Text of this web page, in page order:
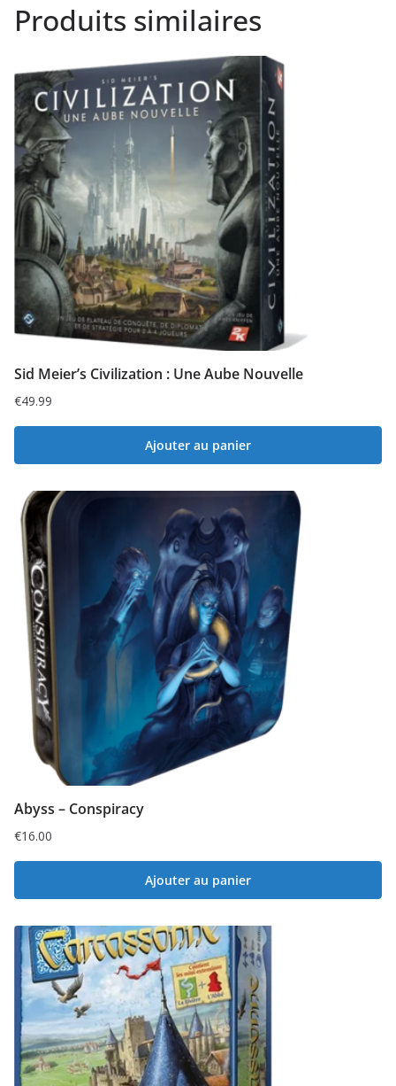
Produits similaires
Sid Meier’s Civilization : Une Aube Nouvelle
€49.99
Ajouter au panier
Abyss – Conspiracy
€16.00
Ajouter au panier